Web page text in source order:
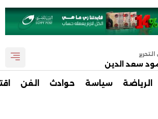
سعد الدين
الرياضة سياسة حوادث الفن